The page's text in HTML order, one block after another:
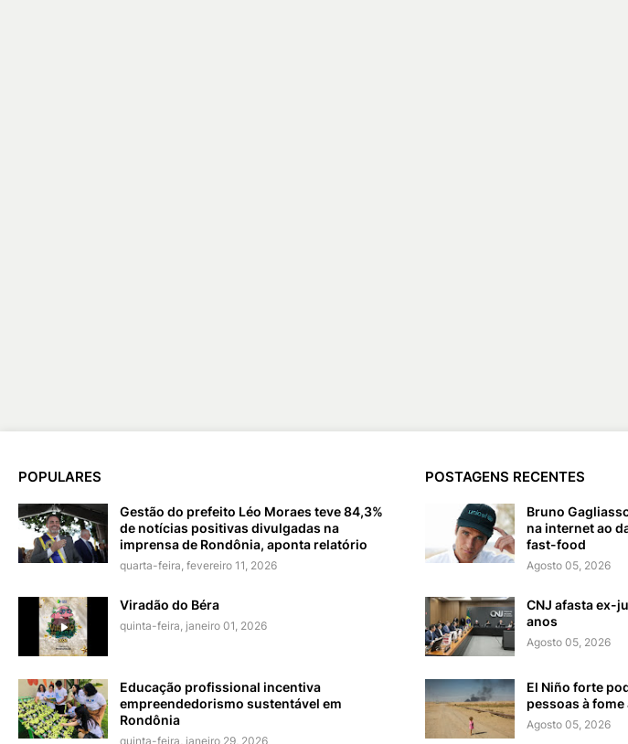
POPULARES
Gestão do prefeito Léo Moraes teve 84,3%
de notícias positivas divulgadas na
imprensa de Rondônia, aponta relatório
quarta-feira, fevereiro 11, 2026
Viradão do Béra
quinta-feira, janeiro 01, 2026
Educação profissional incentiva
empreendedorismo sustentável em
Rondônia
quinta-feira, janeiro 29, 2026
POSTAGENS RECENTES
Bruno
na internet ao
fast-food
Agosto 05, 2026
CNJ afasta ex-
anos
Agosto 05, 2026
El Niño forte
pessoas à fome
Agosto 05, 2026